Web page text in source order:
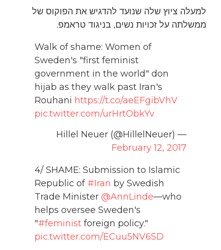
למעלה ציוץ שלה שנועד להדגיש את הפוקוס של
ממשלתה על זכויות נשים, בניגוד טראמפ.
Walk of shame: Women of
Sweden's "first feminist
government in the world" don
hijab as they walk past Iran's
Rouhani https://t.co/aeEFgibVhV
pic.twitter.com/urHrtObkYv
— Hillel Neuer (@HillelNeuer)
February 12, 2017
4/ SHAME: Submission to Islamic
Republic of #Iran by Swedish
Trade Minister @AnnLinde—who
helps oversee Sweden's
"#feminist foreign policy."
pic.twitter.com/ECuu5NV6SD